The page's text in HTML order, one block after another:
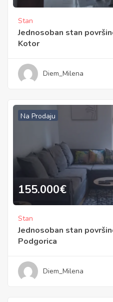
Stan
Jednosoban stan
Kotor
Diem_Milena
Na Prodaju
155.000€
Stan
Jednosoban stan
Podgorica
Diem_Milena